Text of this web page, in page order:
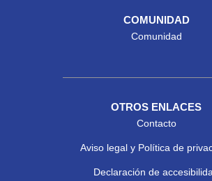
COMUNIDAD
Comunidad
OTROS ENLACES
Contacto
Aviso legal y Política de
Declaración de